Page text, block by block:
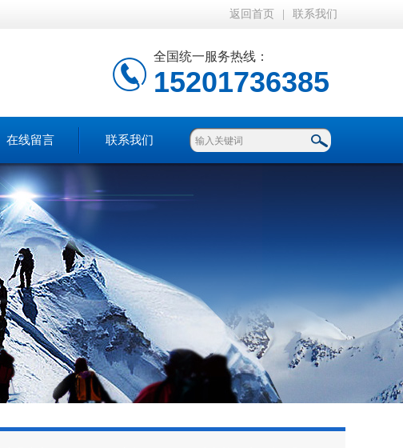
返回首页 联系我们
全国统一服务热线：
15201736385
在线留言 联系我们